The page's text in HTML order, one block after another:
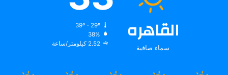
القاهره
سماء صافية
39º - 29º
38%
2.52 كيلومتر/ساعة